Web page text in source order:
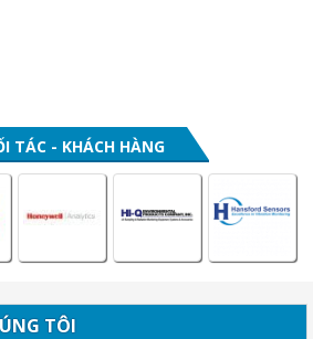
TÁC - KHÁCH HÀNG
TÔI